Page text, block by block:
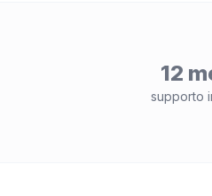
12
supporto